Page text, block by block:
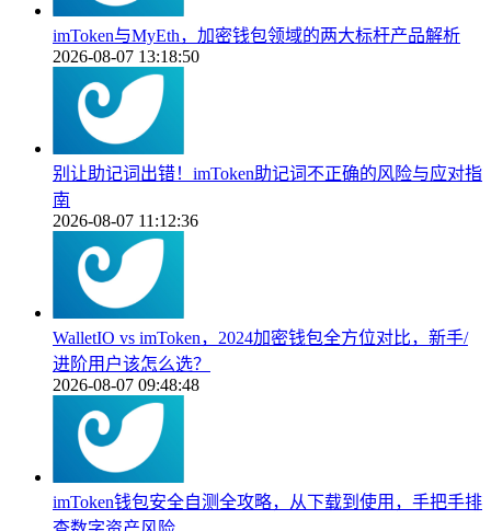
imToken与MyEth，加密钱包领域的两大标杆产品解析
2026-08-07 13:18:50
别让助记词出错！imToken助记词不正确的风险与应对指
南
2026-08-07 11:12:36
WalletIO vs imToken，2024加密钱包全方位对比，新手/
进阶用户该怎么选？
2026-08-07 09:48:48
imToken钱包安全自测全攻略，从下载到使用，手把手排